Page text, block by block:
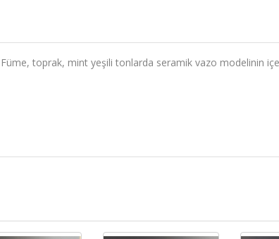
toprak, mint yeşili tonlarda seramik vazo modelinin